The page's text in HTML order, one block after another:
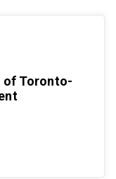
of Toronto-